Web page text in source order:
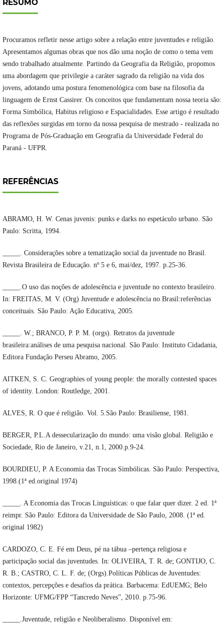
RESUMO
Procuramos refletir nesse artigo sobre a relação entre juventudes e religião.
Apresentamos algumas obras que nos dão uma noção de como o tema vem
sendo trabalhado atualmente. Partindo da Geografia da Religião, propomos
uma abordagem que privilegie a caráter sagrado da religião na vida dos
jovens, adotando uma postura fenomenológica com base na filosofia da
linguagem de Ernst Cassirer. Os conceitos que fundamentam nossa teoria são:
Forma Simbólica, Habitus religioso e Espacialidades. Esse artigo é resultado
das reflexões surgidas em torno da nossa pesquisa de mestrado - realizada no
Programa de Pós-Graduação em Geografia da Universidade Federal do
Paraná - UFPR.
REFERÊNCIAS
ABRAMO, H. W. Cenas juvenis: punks e darks no espetáculo urbano. São
Paulo: Scritta, 1994.
_____. Considerações sobre a tematização social da juventude no Brasil.
Revista Brasileira de Educação. nº 5 e 6, mai/dez, 1997. p.25-36.
_____.O uso das noções de adolescência e juventude no contexto brasileiro.
In: FREITAS, M. V. (Org) Juventude e adolescência no Brasil:referências
conceituais. São Paulo: Ação Educativa, 2005.
_____. W.; BRANCO, P. P. M. (orgs). Retratos da juventude
brasileira:análises de uma pesquisa nacional. São Paulo: Instituto Cidadania,
Editora Fundação Perseu Abramo, 2005.
AITKEN, S. C. Geographies of young people: the morally contested spaces
of identity. London: Routledge, 2001.
ALVES, R. O que é religião. Vol. 5.São Paulo: Brasiliense, 1981.
BERGER, P.L.A dessecularização do mundo: uma visão global. Religião e
Sociedade, Rio de Janeiro, v.21, n.1, 2000.p.9-24.
BOURDIEU, P. A Economia das Trocas Simbólicas. São Paulo: Perspectiva,
1998.(1ª ed.original 1974)
_____. A Economia das Trocas Linguísticas: o que falar quer dizer. 2 ed. 1ª
reimpr. São Paulo: Editora da Universidade de São Paulo, 2008. (1ª ed.
original 1982)
CARDOZO, C. E. Fé em Deus, pé na tábua –pertença religiosa e
participação social das juventudes. In: OLIVEIRA, T. R. de; GONTIJO, C.
R. B.; CASTRO, C. L. F. de; (Orgs).Políticas Públicas de Juventudes:
contextos, percepções e desafios da prática. Barbacema: EdUEMG; Belo
Horizonte: UFMG/FPP “Tancredo Neves”, 2010. p.75-96.
_____.Juventude, religião e Neoliberalismo. Disponível em: